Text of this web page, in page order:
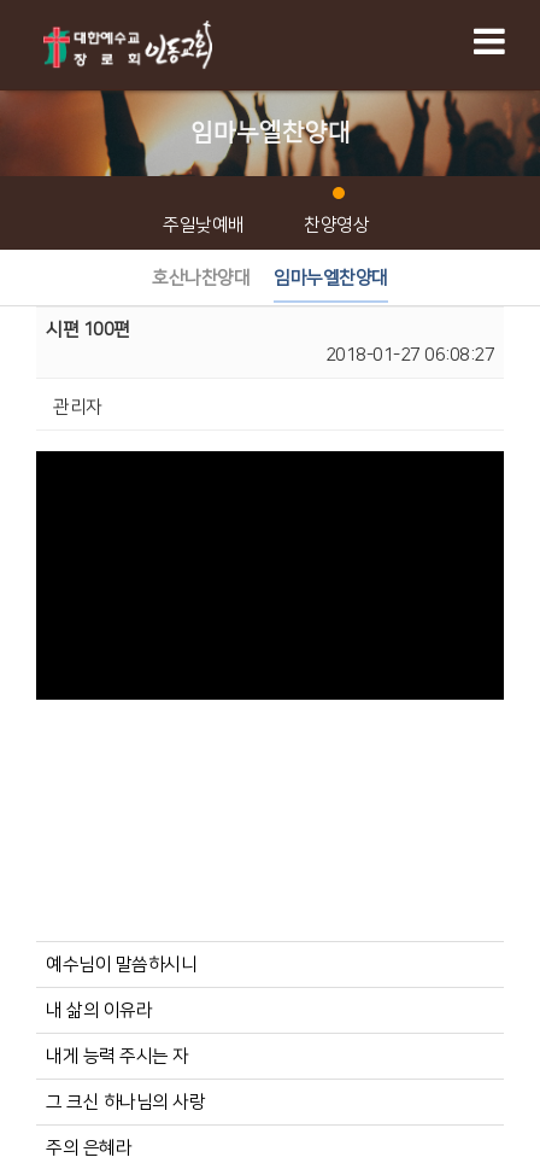
임마누엘찬양대
주일낮예배 찬양영상
호산나찬양대 임마누엘찬양대
시편 100편
2018-01-27 06:08:27
관리자
예수님이 말씀하시니
내 삶의 이유라
내게 능력 주시는 자
그 크신 하나님의 사랑
주의 은혜라